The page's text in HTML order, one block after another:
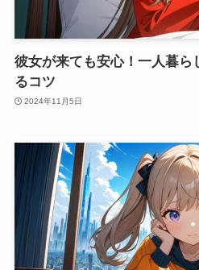
彼女が来ても安心！一人暮ら
るコツ
2024年11月5日